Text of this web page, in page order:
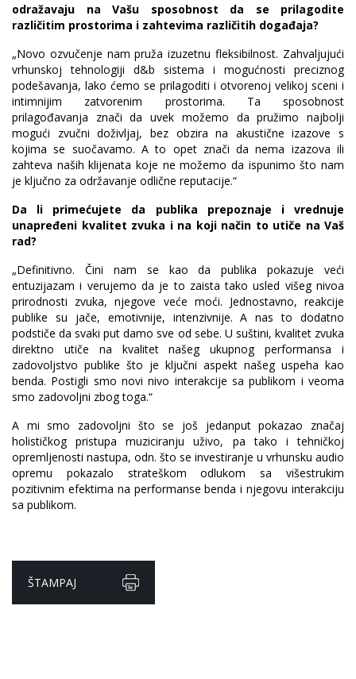
odražavaju na Vašu sposobnost da se prilagodite
različitim prostorima i zahtevima različitih događaja?
„Novo ozvučenje nam pruža izuzetnu fleksibilnost. Zahvaljujući
vrhunskoj tehnologiji d&b sistema i mogućnosti preciznog
podešavanja, lako ćemo se prilagoditi i otvorenoj velikoj sceni i
intimnijim zatvorenim prostorima. Ta sposobnost
prilagođavanja znači da uvek možemo da pružimo najbolji
mogući zvučni doživljaj, bez obzira na akustične izazove s
kojima se suočavamo. A to opet znači da nema izazova ili
zahteva naših klijenata koje ne možemo da ispunimo što nam
je ključno za održavanje odlične reputacije.“
Da li primećujete da publika prepoznaje i vrednuje
unapređeni kvalitet zvuka i na koji način to utiče na Vaš
rad?
„Definitivno. Čini nam se kao da publika pokazuje veći
entuzijazam i verujemo da je to zaista tako usled višeg nivoa
prirodnosti zvuka, njegove veće moći. Jednostavno, reakcije
publike su jače, emotivnije, intenzivnije. A nas to dodatno
podstiče da svaki put damo sve od sebe. U suštini, kvalitet zvuka
direktno utiče na kvalitet našeg ukupnog performansa i
zadovoljstvo publike što je ključni aspekt našeg uspeha kao
benda. Postigli smo novi nivo interakcije sa publikom i veoma
smo zadovoljni zbog toga.“
A mi smo zadovoljni što se još jedanput pokazao značaj
holističkog pristupa muziciranju uživo, pa tako i tehničkoj
opremljenosti nastupa, odn. što se investiranje u vrhunsku audio
opremu pokazalo strateškom odlukom sa višestrukim
pozitivnim efektima na performanse benda i njegovu interakciju
sa publikom.
ŠTAMPAJ